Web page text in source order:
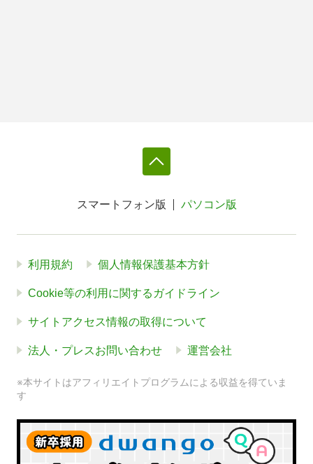
スマートフォン版 パソコン版
利用規約 個人情報保護基本方針
Cookie等の利用に関するガイドライン
サイトアクセス情報の取得について
法人・プレスお問い合わせ 運営会社
※本サイトはアフィリエイトプログラムによる収益を得ていま
す